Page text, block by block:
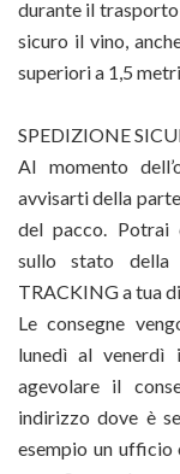
durante il
sicuro il vino,
superiori a 1,5
SPEDIZIONE
Al momento
avvisarti della
del pacco. Potrai
sullo stato della
TRACKING a tua
Le consegne
lunedì al venerdì
agevolare il
indirizzo dove è
esempio un